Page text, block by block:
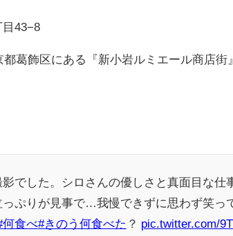
43−8
都葛飾区にある『新小岩ルミエール商店
でした。シロさんの優しさと真面目な仕
ぷりが見事で…我慢できずに思わず笑っ
何食べ#きのう何食べた ？ pic.twitter.com/